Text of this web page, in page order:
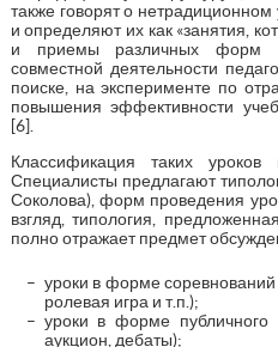
также говорят о
и определяют их как «занятия,
и приемы различных форм
совместной деятельности
поиске, на эксперименте по
повышения эффективности
[6].
Классификация таких уроков
Специалисты предлагают
Соколова), форм проведения
взгляд, типология,
полно отражает предмет
уроки в форме соревнований
ролевая игра и т.п.);
уроки в форме публичного
аукцион, дебаты);